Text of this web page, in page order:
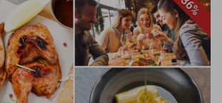
36%